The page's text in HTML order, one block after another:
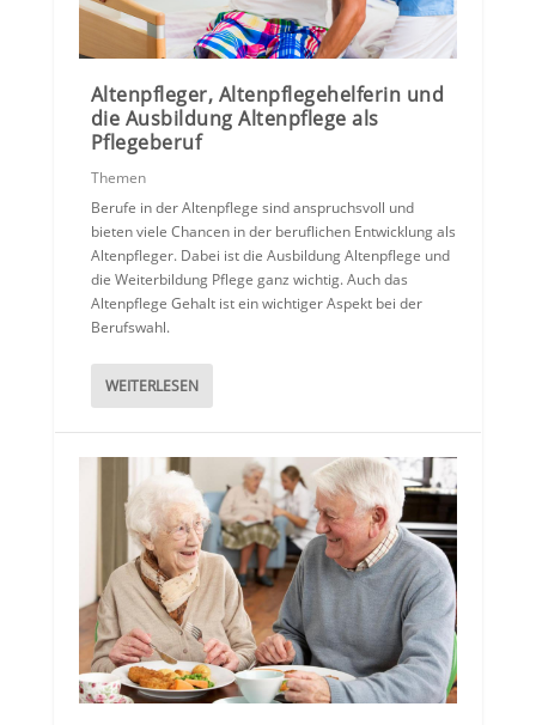
Altenpfleger, Altenpflegehelferin und
die Ausbildung Altenpflege als
Pflegeberuf
Themen
Berufe in der Altenpflege sind anspruchsvoll und
bieten viele Chancen in der beruflichen Entwicklung als
Altenpfleger. Dabei ist die Ausbildung Altenpflege und
die Weiterbildung Pflege ganz wichtig. Auch das
Altenpflege Gehalt ist ein wichtiger Aspekt bei der
Berufswahl.
WEITERLESEN